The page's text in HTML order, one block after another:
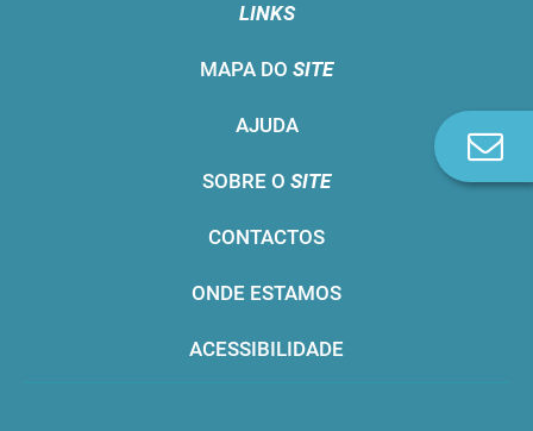
LINKS
MAPA DO SITE
AJUDA
SOBRE O SITE
CONTACTOS
ONDE ESTAMOS
ACESSIBILIDADE